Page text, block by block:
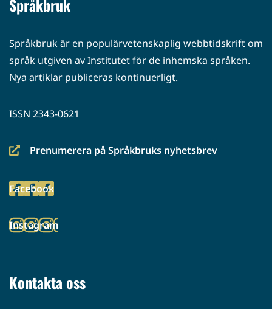
Språkbruk
Språkbruk är en populärvetenskaplig webbtidskrift om
språk utgiven av Institutet för de inhemska språken.
Nya artiklar publiceras kontinuerligt.
ISSN 2343-0621
Prenumerera på Språkbruks nyhetsbrev
(siirryt
palveluun)
Facebook
(siirryt
palveluun)
Instagram
(siirryt
Kontakta oss